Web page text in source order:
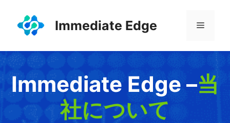
ツ
ス
Immediate Edge メ
ュ
Immediate Edge –当
社について